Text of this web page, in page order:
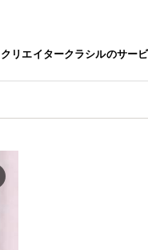
クリエイタークラシルのサー